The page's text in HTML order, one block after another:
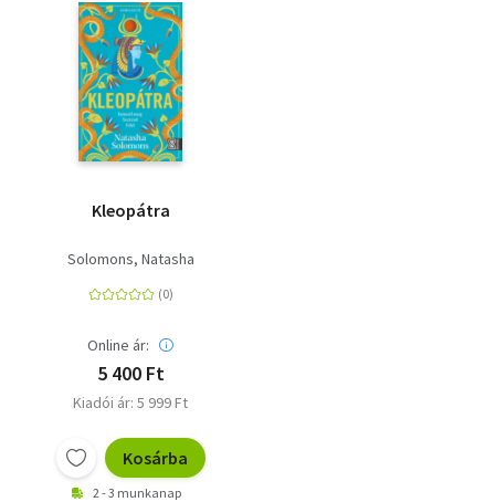
Kleopátra
Solomons, Natasha
Online ár:
5 400 Ft
Kiadói ár: 5 999 Ft
Kosárba
2 - 3 munkanap